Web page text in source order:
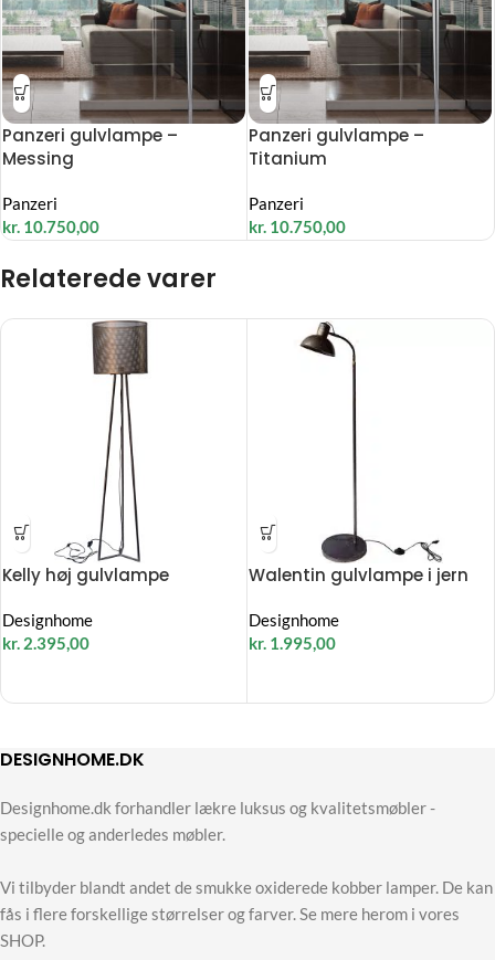
Panzeri gulvlampe –
Messing
Panzeri
kr. 10.750,00
Panzeri gulvlampe –
Titanium
Panzeri
kr. 10.750,00
Relaterede varer
Kelly høj gulvlampe
Designhome
kr. 2.395,00
Walentin gulvlampe i jern
Designhome
kr. 1.995,00
DESIGNHOME.DK
Designhome.dk forhandler lækre luksus og kvalitetsmøbler -
specielle og anderledes møbler.
Vi tilbyder blandt andet de smukke oxiderede kobber lamper. De kan
fås i flere forskellige størrelser og farver. Se mere herom i vores
SHOP.